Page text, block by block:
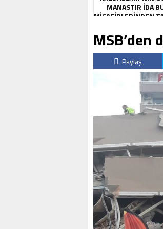
MANASTIR İDA
MISAFIRLERINDEN
MSB’den
Paylaş